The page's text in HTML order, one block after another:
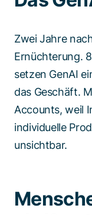
Zwei Jahre
Ernüchterung.
setzen GenAI
das Geschäft.
Accounts, weil
individuelle
unsichtbar.